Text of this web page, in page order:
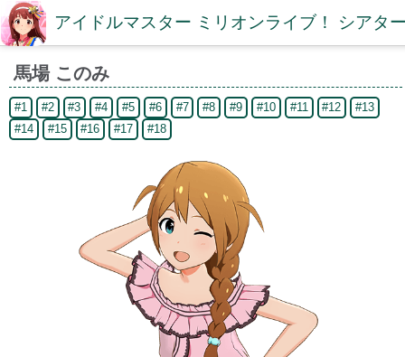
アイドルマスター ミリオンライブ！ シアタ
馬場 このみ
#1 #2 #3 #4 #5 #6 #7 #8 #9 #10 #11 #12
#13
#14
#15 #16 #17 #18